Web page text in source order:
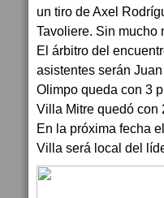
un tiro de Axel
Tavoliere. Sin mucho
El árbitro del
asistentes serán
Olimpo queda con 3
Villa Mitre quedó con
En la próxima fecha
Villa será local del